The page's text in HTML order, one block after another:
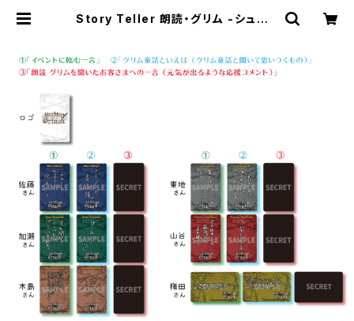
Story Teller 朗読・グリム -シュヴァ
E ONLINE SHOP